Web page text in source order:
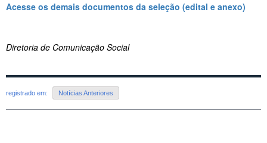
Acesse os demais documentos da seleção (edital e anexo)
Diretoria de Comunicação Social
registrado em: Notícias Anteriores